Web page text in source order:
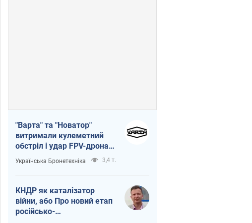
"Варта" та "Новатор"
витримали кулеметний
обстріл і удар FPV-дрона,
врятувавши життя
офіцеру ЗСУ
Українська Бронетехніка 3,4 т.
КНДР як каталізатор
війни, або Про новий етап
російсько-